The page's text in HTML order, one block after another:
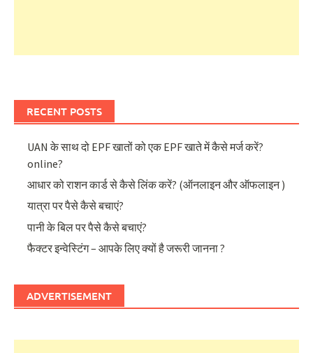
RECENT POSTS
UAN के साथ दो EPF खातों को एक EPF खाते में कैसे मर्ज करें?
online?
आधार को राशन कार्ड से कैसे लिंक करें? (ऑनलाइन और ऑफलाइन )
यात्रा पर पैसे कैसे बचाएं?
पानी के बिल पर पैसे कैसे बचाएं?
फैक्टर इन्वेस्टिंग – आपके लिए क्यों है जरूरी जानना ?
ADVERTISEMENT